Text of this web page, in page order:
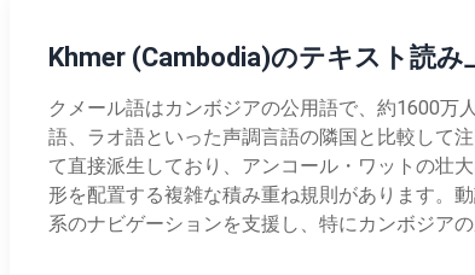
Khmer (Cambodia)のテキスト読
クメール語はカンボジアの公用語で、約1600万
語、ラオ語といった声調言語の隣国と比較して
て直接派生しており、アンコール・ワットの壮
形を配置する複雑な積み重ね規則があります。
系のナビゲーションを支援し、特にカンボジア